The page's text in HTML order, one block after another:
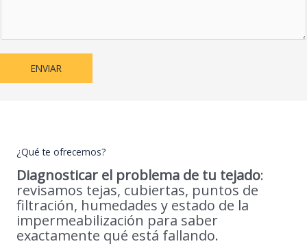
ENVIAR
¿Qué te ofrecemos?
Diagnosticar el problema de tu tejado:
revisamos tejas, cubiertas, puntos de
filtración, humedades y estado de la
impermeabilización para saber
exactamente qué está fallando.